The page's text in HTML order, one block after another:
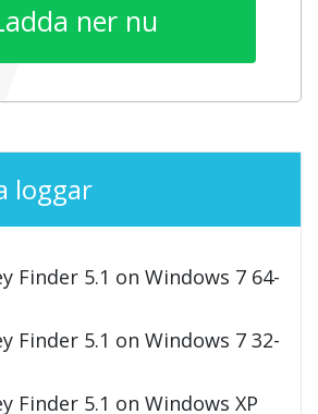
ner nu
loggar
Finder 5.1 on Windows 7 64-
Finder 5.1 on Windows 7 32-
Finder 5.1 on Windows XP